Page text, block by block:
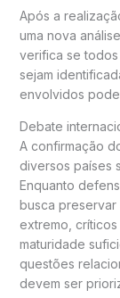
Após a
uma nova
verifica se
sejam
envolvidos
Debate
A confirmação
diversos países
Enquanto
busca
extremo,
maturidade
questões
devem ser